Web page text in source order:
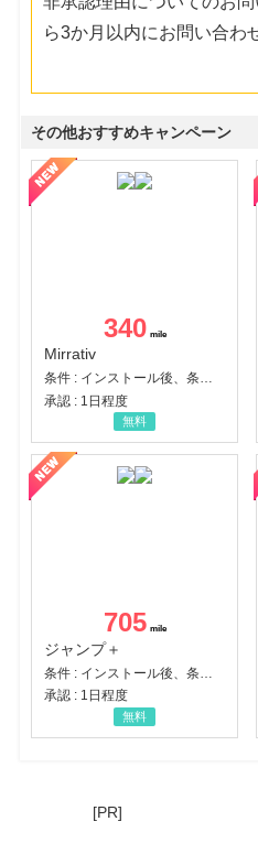
ら3か月以内にお問い合わ
その他おすすめキャンペーン
340
Mirrativ
条件 : インストール後、条件達成
承認 : 1日程度
無料
705
ジャンプ＋
承認 : 1日程度
無料
[PR]